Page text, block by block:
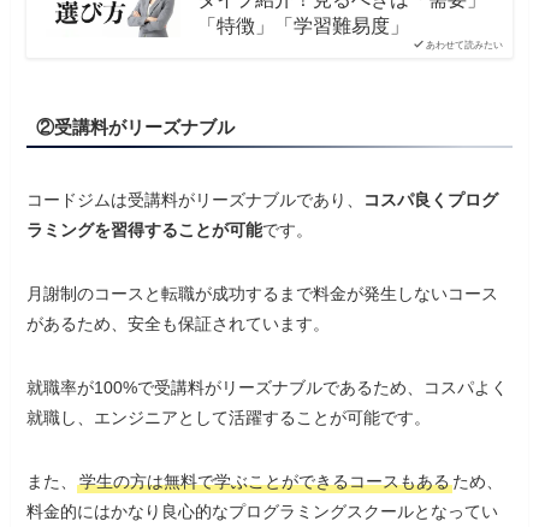
あわせて読みたい
「特徴」「学習難易度」
②受講料がリーズナブル
コードジムは受講料がリーズナブルであり、
コスパ良くプログ
ラミングを習得することが可能です。
月謝制のコースと転職が成功するまで料金が発生しないコース
があるため、安全も保証されています。
就職率が100%で受講料がリーズナブルであるため、コスパよく
就職し、エンジニアとして活躍することが可能です。
また、学生の方は無料で学ぶことができるコースもあるため、
料金的にはかなり良心的なプログラミングスクールとなってい